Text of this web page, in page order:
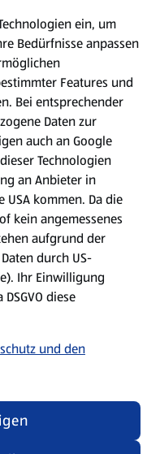
ein, um
Bedürfnisse anpassen
Features und
Bei entsprechender
Daten zur
auch an Google
Technologien
an Anbieter in
kommen. Da die
kein angemessenes
aufgrund der
durch US-
Ihr Einwilligung
diese
und den